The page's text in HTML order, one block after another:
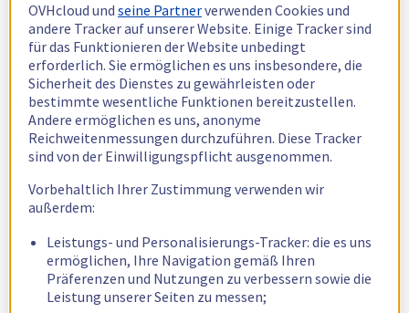
OVHcloud undseine Partnerverwenden Cookies und
andere Tracker auf unserer Website. Einige Tracker sind
für das Funktionieren der Website unbedingt
erforderlich. Sie ermöglichen es uns insbesondere, die
Sicherheit des Dienstes zu gewährleisten oder
bestimmte wesentliche Funktionen bereitzustellen.
Andere ermöglichen es uns, anonyme
Reichweitenmessungen durchzuführen. Diese Tracker
sind von der Einwilligungspflicht ausgenommen.
Vorbehaltlich Ihrer Zustimmung verwenden wir
außerdem:
Leistungs- und Personalisierungs-Tracker: die es uns
ermöglichen, Ihre Navigation gemäß Ihren
Präferenzen und Nutzungen zu verbessern sowie die
Leistung unserer Seiten zu messen;